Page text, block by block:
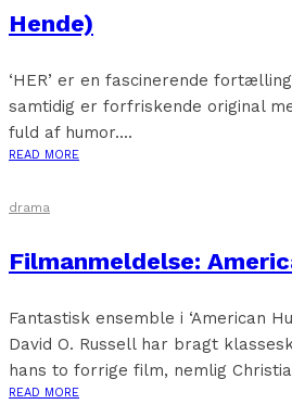
Hende)
‘HER’ er en fascinerende
samtidig er forfriskende original
fuld af humor....
READ MORE
drama
Filmanmeldelse:
Fantastisk ensemble i ‘American
David O. Russell har bragt
hans to forrige film, nemlig
READ MORE